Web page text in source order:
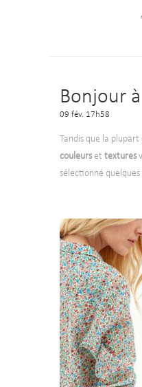
Bonjour
09 fév. 17h58
Tandis que la plupart
couleurset textures
sélectionné quelques